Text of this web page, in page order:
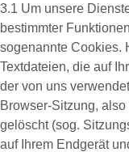
3.1 Um unsere
bestimmter
sogenannte Cookies.
Textdateien, die auf
der von uns
Browser-Sitzung,
gelöscht (sog.
auf Ihrem Endgerät